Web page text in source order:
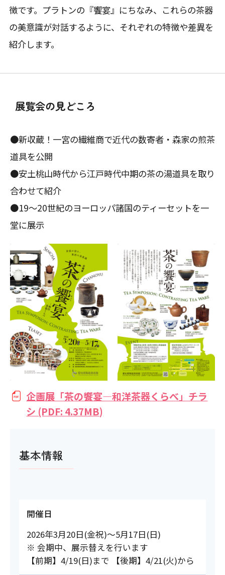
徴です。プラトンの『饗宴』にちなみ、これらの茶器
の美意識が対話するように、それぞれの特徴や差異を
紹介します。
展覧会の見どころ
●新収蔵！一宮の繊維商で近代の数寄者・森家の煎茶
道具を公開
●安土桃山時代から江戸時代中期の茶の湯道具を取り
合わせて紹介
●19～20世紀のヨーロッパ諸国のティーセットを一
堂に展示
企画展「茶の饗宴―和洋茶器くらべ」チラ
シ (PDF: 4.37MB)
基本情報
開催日
2026年3月20日(金祝)～5月17日(日)
※ 会期中、展示替えを行います
【前期】4/19(日)まで 【後期】4/21(火)から